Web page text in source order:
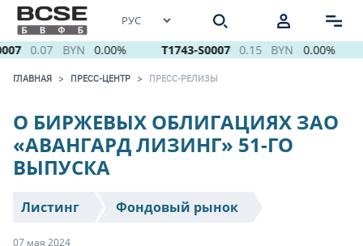
0.07 BYN 0.00% T1743-S0007 0.15 BYN 0.00%
ГЛАВНАЯ ПРЕСС-ЦЕНТР ПРЕСС-РЕЛИЗЫ
О БИРЖЕВЫХ ОБЛИГАЦИЯХ ЗАО
«АВАНГАРД ЛИЗИНГ» 51-ГО
ВЫПУСКА
Листинг Фондовый рынок
07 мая 2024